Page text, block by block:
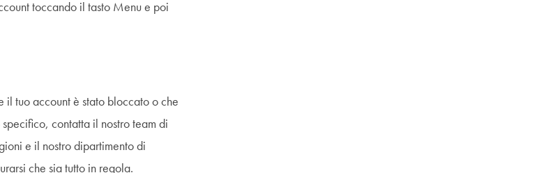
toccando il tasto Menu e poi
il tuo account è stato bloccato o che
contatta il nostro team di
e il nostro dipartimento di
che sia tutto in regola.